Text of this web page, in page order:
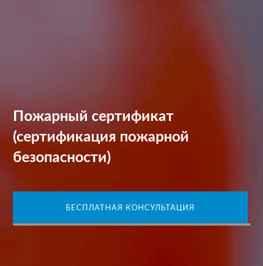
Пожарный сертификат
(сертификация пожарной
безопасности)
БЕСПЛАТНАЯ КОНСУЛЬТАЦИЯ